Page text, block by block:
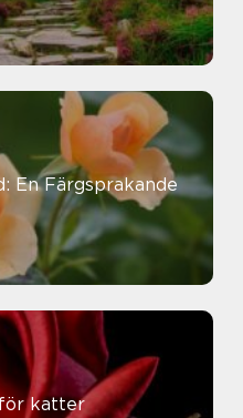
En Färgsprakande
katter